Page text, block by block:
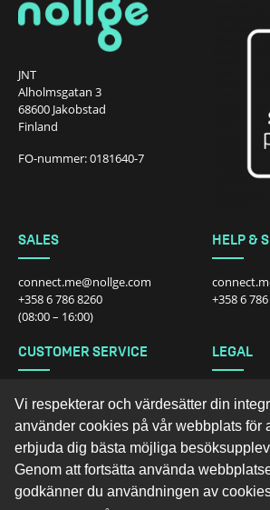
Vi respekterar och värdesätter din
använder cookies på vår webbplats för
erbjuda dig bästa möjliga
Genom att fortsätta använda
godkänner du användningen av
JNT
Alholmsgatan 3
68600 Jakobstad
Finland
FO-nummer: 0181640-7
SALES
connect.me@nollge.com
+358 6 786 8260
(08:00 – 16:00)
HELP &
+358 6
CUSTOMER SERVICE
+358 6 786 8260
LEGAL
Köpvillkor
Start Produkter Teknologier